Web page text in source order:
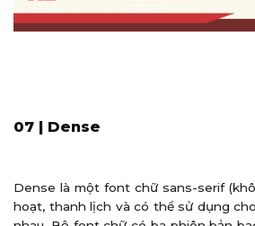
07 | Dense
Dense là một font chữ sans-serif
hoạt, thanh lịch và có thể sử dụng